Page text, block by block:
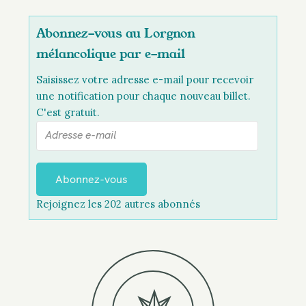
Abonnez-vous au Lorgnon
mélancolique par e-mail
Saisissez votre adresse e-mail pour recevoir
une notification pour chaque nouveau billet.
C'est gratuit.
r
s
s
Abonnez-vous
Rejoignez les 202 autres abonnés